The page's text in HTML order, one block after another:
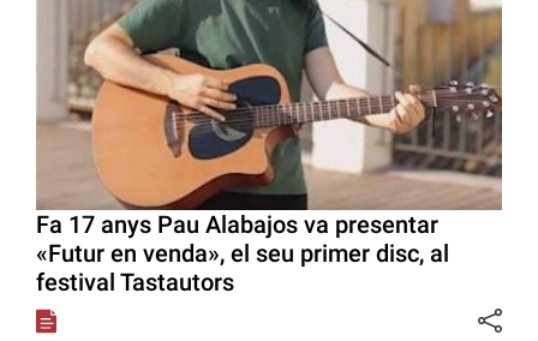
Fa 17 anys Pau Alabajos va presentar
«Futur en venda», el seu primer disc, al
festival Tastautors